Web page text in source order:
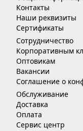
Контакты
Наши реквизиты
Сертификаты
Сотрудничество
Корпоративным
Оптовикам
Вакансии
Соглашение о
Обслуживание
Доставка
Оплата
Сервис центр